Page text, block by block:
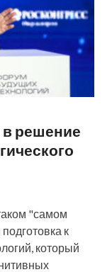
в решение
"самом
к
который